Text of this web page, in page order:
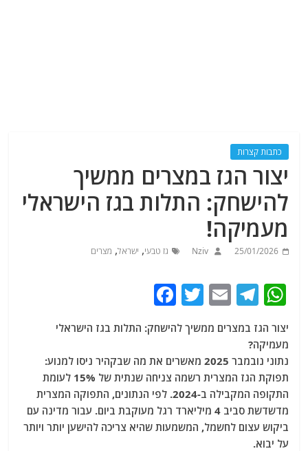
כתבות קצרות
יצור הגז במצרים ממשיך
להישחק: התלות בגז הישראלי
מעמיקה!
25/01/2026
Nziv גז טבעי, ישראל, מצרים
W
at
s
A
p
p
T
e
g
ra
m
E
ai
l
T
w
itt
er
c
e
b
o
o
יצור הגז במצרים ממשיך להישחק: התלות בגז הישראלי
מעמיקה?
נתוני נובמבר 2025 מאשרים את מה שבקהיר ניסו למנוע:
תפוקת הגז המצרית רשמה צניחה שנתית של 15% לעומת
התקופה המקבילה ב-2024. לפי הנתונים, התפוקה המצרית
מדשדשת סביב 4 מיליארד רגל מעוקבת ביום. עבור מדינה עם
ביקוש עצום לחשמל, המשמעות שהיא צריכה להישען יותר ויותר
על יבוא.